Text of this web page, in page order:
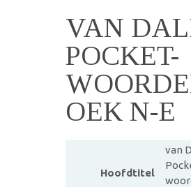
VAN
POCKET-
OEK N-E
Hoofdtitel
van